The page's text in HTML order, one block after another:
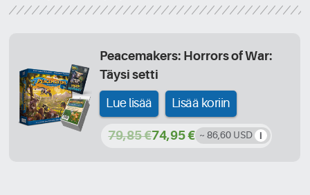
Peacemakers: Horrors of War:
Täysi setti
Lue lisää Lisää koriin
79,85 €74,95 € ~ 86,60 USD